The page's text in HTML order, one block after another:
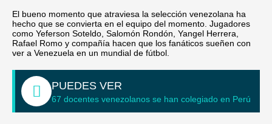
X
El bueno momento que atraviesa la selección venezolana ha
hecho que se convierta en el equipo del momento. Jugadores
como Yeferson Soteldo, Salomón Rondón, Yangel Herrera,
Rafael Romo y compañía hacen que los fanáticos sueñen con
ver a Venezuela en un mundial de fútbol.
PUEDES VER
67 docentes venezolanos se han colegiado en Perú